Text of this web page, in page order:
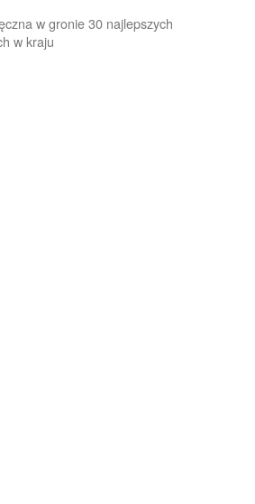
w gronie 30 najlepszych
w kraju